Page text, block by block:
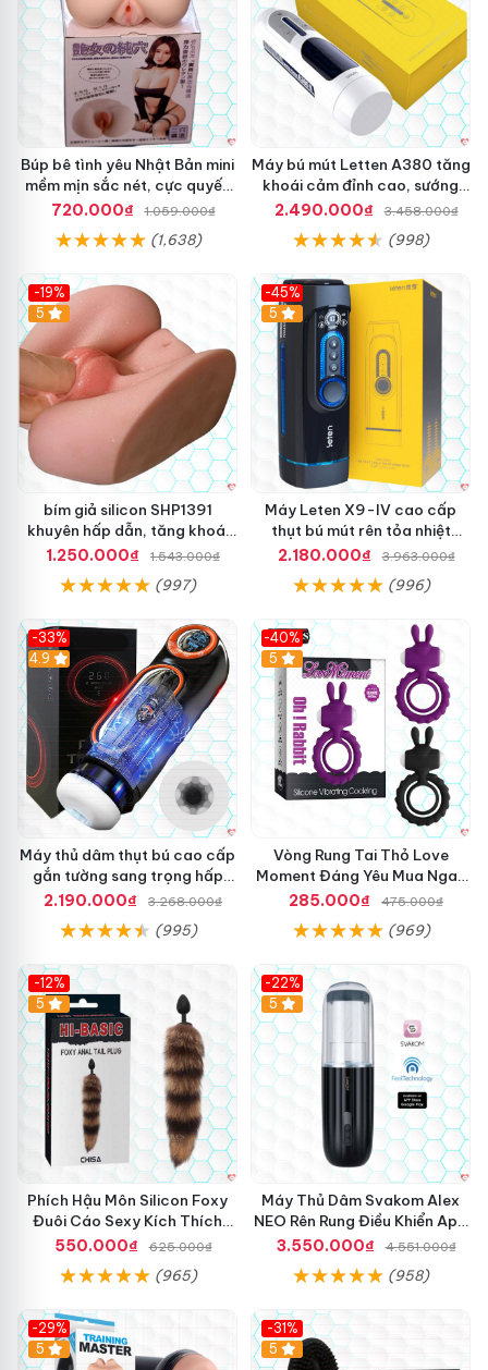
Búp bê tình yêu Nhật Bản mini
mềm mịn sắc nét, cực quyến
rũ
720.000₫ 1.059.000₫
(1,638)
Máy bú mút Letten A380 tăng
khoái cảm đỉnh cao, sướng
mê
2.490.000₫ 3.458.000₫
(998)
-19%
Hot
5
bím giả silicon SHP1391
khuyên hấp dẫn, tăng khoái
cảm mua ngay
1.250.000₫ 1.543.000₫
(997)
-45%
Hot
5
Máy Leten X9-IV cao cấp
thụt bú mút rên tỏa nhiệt
mạnh
2.180.000₫ 3.963.000₫
(996)
-33%
Hot
4.9
Máy thủ dâm thụt bú cao cấp
gắn tường sang trọng hấp
dẫn
2.190.000₫ 3.268.000₫
(995)
-40%
5
Vòng Rung Tai Thỏ Love
Moment Đáng Yêu Mua Ngay
Giá Tốt
285.000₫ 475.000₫
(969)
-12%
Hot
5
Phích Hậu Môn Silicon Foxy
Đuôi Cáo Sexy Kích Thích
Mạnh
550.000₫ 625.000₫
(965)
-22%
5
Máy Thủ Dâm Svakom Alex
NEO Rên Rung Điều Khiển App
Siêu Phê
3.550.000₫ 4.551.000₫
(958)
-29%
Hot
5
-31%
5